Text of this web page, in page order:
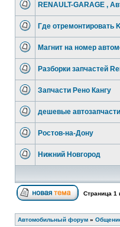
RENAULT-GARAGE ,
Где отремонтировать
Магнит на номер
Разборки запчастей
Запчасти Рено Кангу
дешевые
Ростов-на-Дону
Нижний Новгород
Страница 1
Автомобильный форум »